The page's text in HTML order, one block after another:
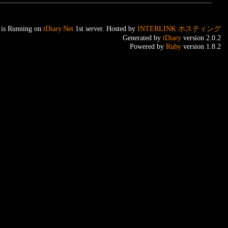
Running on tDiary.Net1st server. Hosted by INTERLINK ホスティング
Generated by tDiaryversion 2.0.2
Powered by Rubyversion 1.8.2